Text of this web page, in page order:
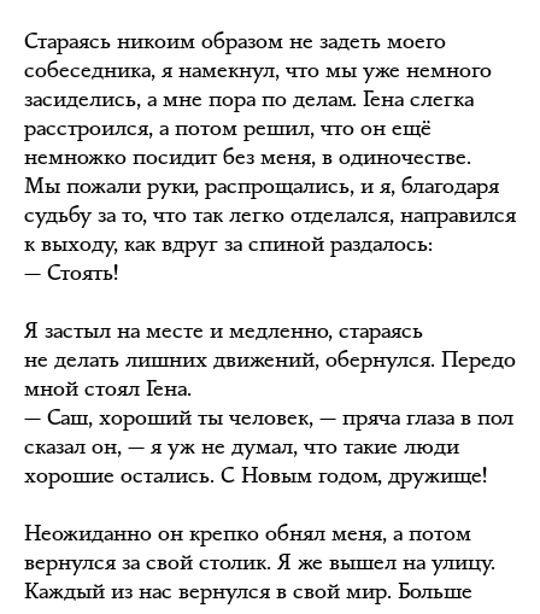
Стараясь никоим образом не задеть моего
собеседника, я намекнул, что мы уже немного
засиделись, а мне пора по делам. Гена слегка
расстроился, а потом решил, что он ещё
немножко посидит без меня, в одиночестве.
Мы пожали руки, распрощались, и я, благодаря
судьбу за то, что так легко отделался, направился
к выходу, как вдруг за спиной раздалось:
— Стоять!
Я застыл на месте и медленно, стараясь
не делать лишних движений, обернулся. Передо
мной стоял Гена.
— Саш, хороший ты человек, — пряча глаза в пол
сказал он, — я уж не думал, что такие люди
хорошие остались. С Новым годом, дружище!
Неожиданно он крепко обнял меня, а потом
вернулся за свой столик. Я же вышел на улицу.
Каждый из нас вернулся в свой мир. Больше